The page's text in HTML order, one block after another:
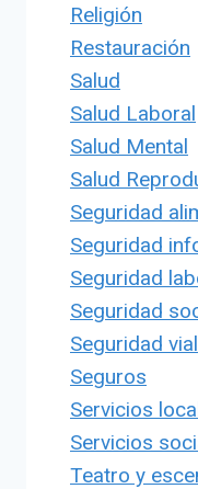
Religión
Restauración
Salud
Salud Laboral
Salud Mental
Salud
Seguridad
Seguridad
Seguridad
Seguridad
Seguridad vial
Seguros
Servicios
Servicios
Teatro y